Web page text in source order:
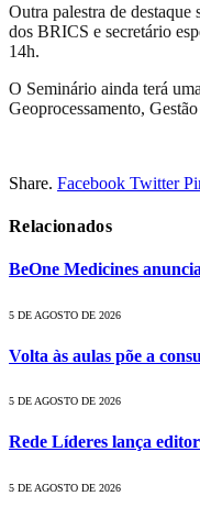
Outra palestra de
dos BRICS e secretário
14h.
O Seminário ainda terá
Geoprocessamento,
Share. Facebook Twitter
Relacionados
BeOne Medicines
5 DE AGOSTO DE 2026
Volta às aulas põe a
5 DE AGOSTO DE 2026
Rede Líderes lança
5 DE AGOSTO DE 2026